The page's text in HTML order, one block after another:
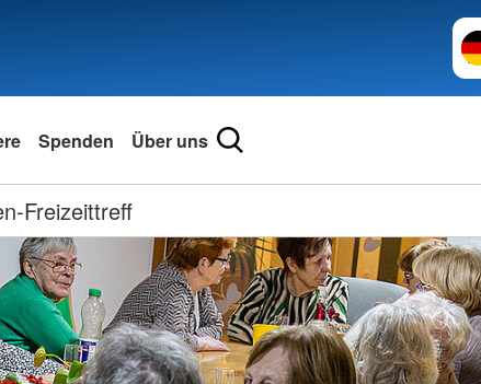
Spenden Über uns
Freizeittreff